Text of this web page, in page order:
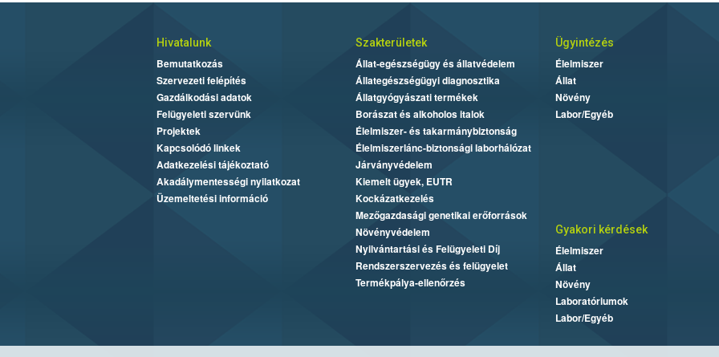
Hivatalunk
Bemutatkozás
Szervezeti felépítés
Gazdálkodási adatok
Felügyeleti szervünk
Projektek
Kapcsolódó linkek
Adatkezelési tájékoztató
Akadálymentességi nyilatkozat
Üzemeltetési információ
Szakterületek
Állat-egészségügy és állatvédelem
Állategészségügyi diagnosztika
Állatgyógyászati termékek
Borászat és alkoholos italok
Élelmiszer- és takarmánybiztonság
Élelmiszerlánc-biztonsági laborhálózat
Járványvédelem
Kiemelt ügyek, EUTR
Kockázatkezelés
Mezőgazdasági genetikai erőforrások
Növényvédelem
Nyilvántartási és Felügyeleti Díj
Rendszerszervezés és felügyelet
Termékpálya-ellenőrzés
Ügyintézés
Élelmiszer
Állat
Növény
Labor/Egyéb
Gyakori kérdések
Élelmiszer
Állat
Növény
Laboratóriumok
Labor/Egyéb